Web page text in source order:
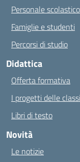
Personale scolastico
Famiglie e studenti
Percorsi di studio
Didattica
Offerta formativa
I progetti delle classi
Libri di testo
Novità
Le notizie